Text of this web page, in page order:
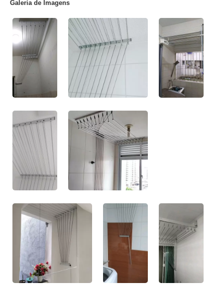
Galeria de Imagens